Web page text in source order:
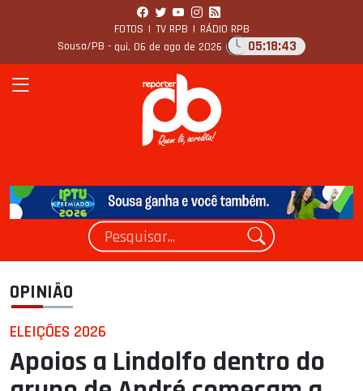
FOTOS | TV RPB | RÁDIO RPB
Sousa/PB - qui, 06 de ago de 2026 05:18:45
OPINIÃO
ELEIÇÕES 2026
Apoios a Lindolfo dentro do